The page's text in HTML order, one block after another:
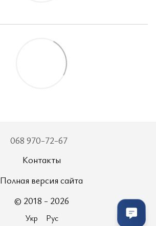
068 970-72-67
Контакты
Полная версия сайта
© 2018 - 2026
Укр Рус